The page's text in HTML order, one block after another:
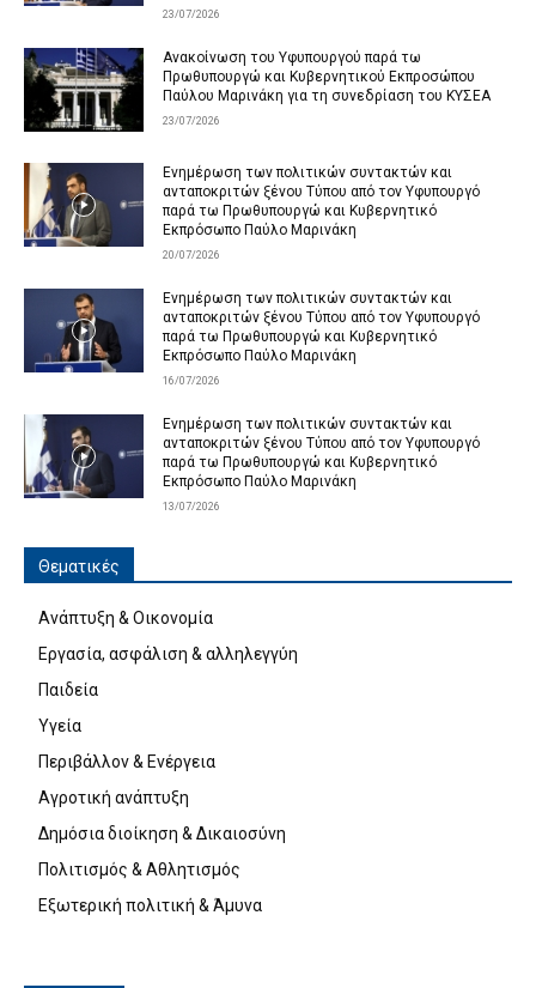
23/07/2026
Ανακοίνωση του Υφυπουργού παρά τω
Πρωθυπουργώ και Κυβερνητικού Εκπροσώπου
Παύλου Μαρινάκη για τη συνεδρίαση του ΚΥΣΕΑ
23/07/2026
Ενημέρωση των πολιτικών συντακτών και
ανταποκριτών ξένου Τύπου από τον Υφυπουργό
παρά τω Πρωθυπουργώ και Κυβερνητικό
Εκπρόσωπο Παύλο Μαρινάκη
20/07/2026
Ενημέρωση των πολιτικών συντακτών και
ανταποκριτών ξένου Τύπου από τον Υφυπουργό
παρά τω Πρωθυπουργώ και Κυβερνητικό
Εκπρόσωπο Παύλο Μαρινάκη
16/07/2026
Ενημέρωση των πολιτικών συντακτών και
ανταποκριτών ξένου Τύπου από τον Υφυπουργό
παρά τω Πρωθυπουργώ και Κυβερνητικό
Εκπρόσωπο Παύλο Μαρινάκη
13/07/2026
Θεματικές
Ανάπτυξη & Οικονομία
Εργασία, ασφάλιση & αλληλεγγύη
Παιδεία
Υγεία
Περιβάλλον & Ενέργεια
Αγροτική ανάπτυξη
Δημόσια διοίκηση & Δικαιοσύνη
Πολιτισμός & Αθλητισμός
Εξωτερική πολιτική & Άμυνα